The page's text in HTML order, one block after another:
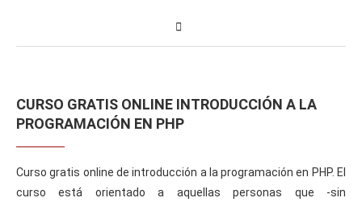
CURSO GRATIS ONLINE INTRODUCCIÓN A LA
PROGRAMACIÓN EN PHP
Curso gratis online de introducción a la programación en PHP. El
curso está orientado a aquellas personas que -sin